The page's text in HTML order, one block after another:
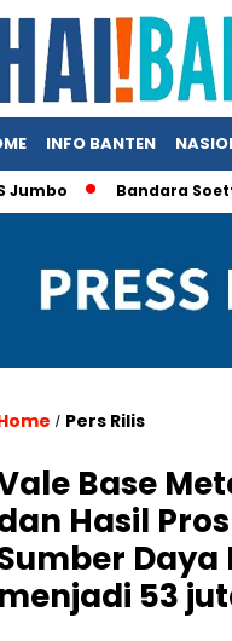
INFO BANTEN
Bandara Soetta
/ Pers Rilis
Base
Hasil
menjadi 53